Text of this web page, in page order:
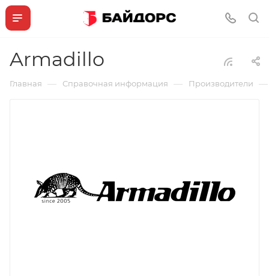
Armadillo
Главная — Справочная информация — Производители —